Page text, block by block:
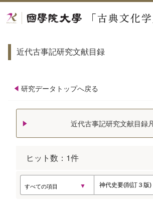
近代古事記研究文献目録
研究データトップへ戻る
近代古事記研究文献目録
ヒット数： 1件